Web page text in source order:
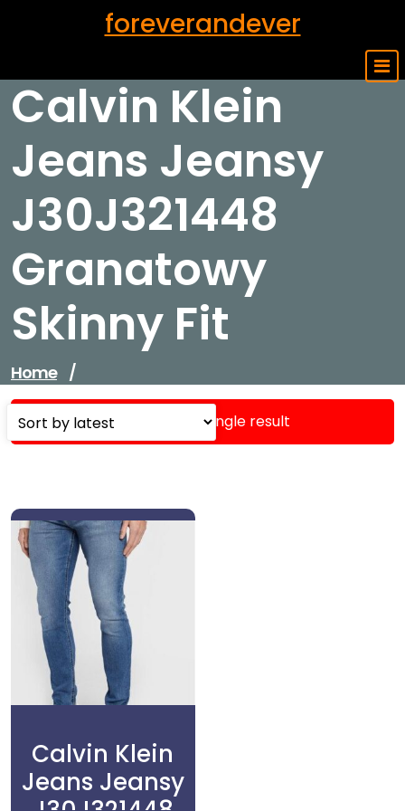
foreverandever
Calvin Klein
Jeans Jeansy
J30J321448
Granatowy
Skinny Fit
Home /
Showing the single result
Calvin Klein
Jeans Jeansy